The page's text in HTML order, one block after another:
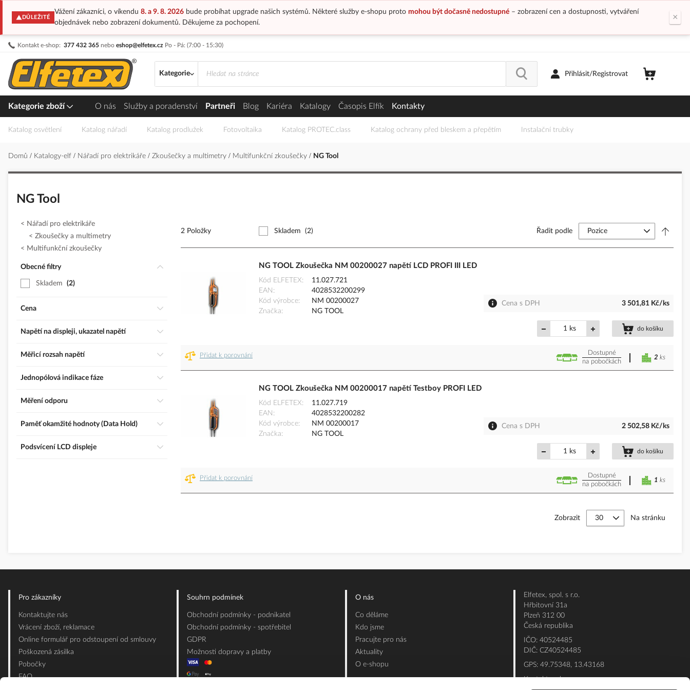
DŮLEŽITÉ
Vážení zákazníci, o víkendu 8. a 9. 8. 2026bude probíhat upgrade našich systémů. Některé služby e-shopu proto mohou být dočasně nedostupné– zobrazení cen a dostupnosti, vytváření
objednávek nebo zobrazení dokumentů. Děkujeme za pochopení.
×
Kontakt e-shop: 377 432 365 nebo eshop@elfetex.cz Po - Pá: (7:00 - 15:30)
Přejít
obsah
Kategorie
Přihlásit/Registrovat
Kategorie zboží O nás Služby a poradenství Partneři Blog Kariéra Katalogy Časopis Elfík Kontakty
Katalog osvětlení Katalog nářadí Katalog prodlužek Fotovoltaika Katalog PROTEC.class Katalog ochrany před bleskem a přepětím Instalační trubky
Domů Katalogy-elf Nářadí pro elektrikáře Zkoušečky a multimetry Multifunkční zkoušečky NG Tool
NG Tool
2 Položky Skladem (2) Řadit podle
NG TOOL Zkoušečka NM 00200027 napětí LCD PROFI III LED
Kód ELFETEX
11.027.721
EAN
4028532200299
Kód výrobce
NM 00200027
Značka
NG TOOL
Cena s DPH 3 501,81 Kč/ks
ks do košíku
Přidat k porovnání
Dostupné
na pobočkách
2 ks
NG TOOL Zkoušečka NM 00200017 napětí Testboy PROFI LED
Kód ELFETEX
11.027.719
EAN
4028532200282
Kód výrobce
NM 00200017
Značka
NG TOOL
Cena s DPH 2 502,58 Kč/ks
ks do košíku
Přidat k porovnání
Dostupné
na pobočkách
1 ks
Zobrazit Na stránku
Nářadí pro elektrikáře
Zkoušečky a multimetry
Multifunkční zkoušečky
Obecné filtry
Skladem 2
Cena
Napětí na displeji, ukazatel napětí
Měřicí rozsah napětí
Jednopólová indikace fáze
Měření odporu
Paměť okamžité hodnoty (Data Hold)
Podsvícení LCD displeje
Pro zákazníky
Kontaktujte nás
Vrácení zboží, reklamace
Online formulář pro odstoupení od smlouvy
Poškozená zásilka
Pobočky
FAQ
Souhrn podmínek
Obchodní podmínky - podnikatel
Obchodní podmínky - spotřebitel
GDPR
Možnosti dopravy a platby
O nás
Co děláme
Kdo jsme
Pracujte pro nás
Aktuality
O e-shopu
Elfetex, spol. s r.o.
Hřbitovní 31a
Plzeň 312 00
Česká republika
IČO: 40524485
DIČ: CZ40524485
GPS: 49.75348, 13.43168
Kontakt e-shop: